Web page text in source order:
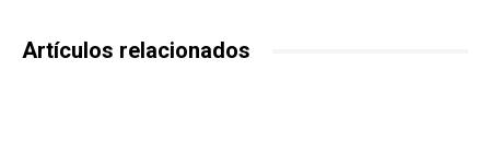
Artículos relacionados